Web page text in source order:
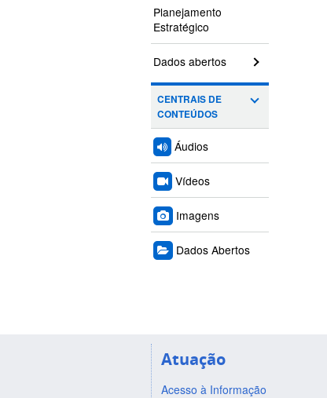
Planejamento
Estratégico
Dados abertos
CENTRAIS DE
CONTEÚDOS
Áudios
Vídeos
Imagens
Dados Abertos
Atuação
Acesso à Informação